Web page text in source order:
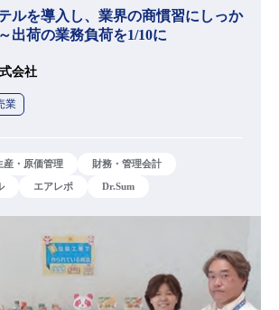
ルを導入し、業界の商慣習にしっか
出荷の業務負荷を1/10に
会社
業
産・原価管理 財務・管理会計
エアレポ Dr.Sum